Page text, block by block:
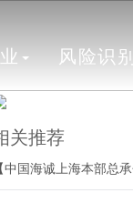
风险识
关推荐
【中国海诚上海本部总